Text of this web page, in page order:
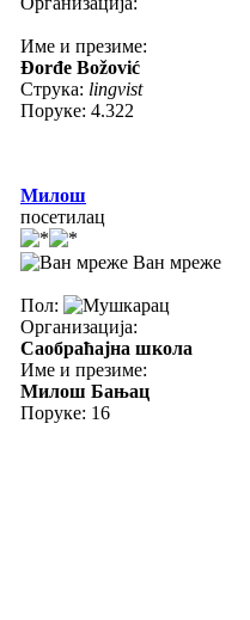
Име и презиме:
Đorđe Božović
Струка: lingvist
Поруке: 4.322
Милош
посетилац
Ван мреже
Пол:
Организација:
Саобраћајна школа
Име и презиме:
Милош Бањац
Поруке: 16